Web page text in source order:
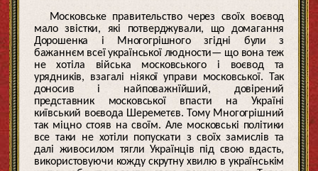
Московське правительство через своїх воєвод
мало звістки, які потверджували, що домагання
Дорошенка і Многогрішного згідні були з
бажаннєм всеї української людности— що вона теж
не хотіла війська московського і воєвод та
урядників, взагалі ніякої управи московської. Так
доносив і найповажнїйший, довірений
представник московської впасти на Україні
київський воєвода Шереметєв. Тому Многогрішний
так міцно стояв на своїм. Але московські політики
все таки не хотіли попускати з своїх замислів та
далі живосилом тягли Українців під свою вдасть,
використовуючи кожду скрутну хвилю в українськім